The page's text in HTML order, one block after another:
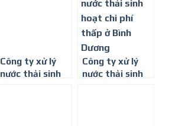
Dương
Công ty xử lý
nước thải sinh
Công ty xử lý
nước thải sinh